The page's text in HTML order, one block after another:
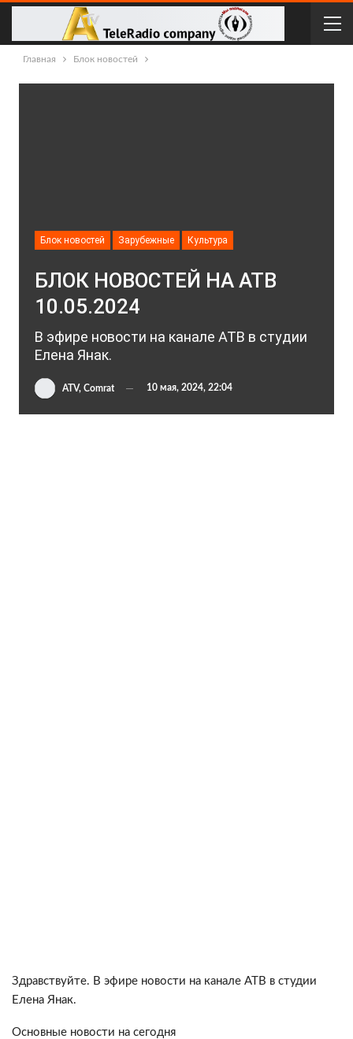
Главная Блок новостей
Блок новостей Зарубежные Культура
БЛОК НОВОСТЕЙ НА АТВ
10.05.2024
В эфире новости на канале АТВ в студии
Елена Янак.
ATV, Comrat 10 мая, 2024, 22:04
Здравствуйте. В эфире новости на канале АТВ в студии
Елена Янак.
Основные новости на сегодня